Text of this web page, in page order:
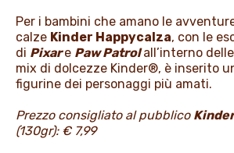
Per i bambini che amano le
calze Kinder Happycalza, con le
di Pixare Paw Patrolall’interno
mix di dolcezze Kinder®, è inserito
figurine dei personaggi più amati.
Prezzo consigliato al pubblico
(130gr): € 7,99